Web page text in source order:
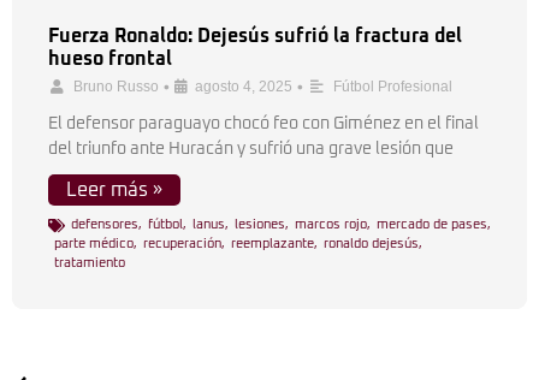
Fuerza Ronaldo: Dejesús sufrió la fractura del
hueso frontal
Bruno Russo • agosto 4, 2025 • Fútbol Profesional
El defensor paraguayo chocó feo con Giménez en el final
del triunfo ante Huracán y sufrió una grave lesión que
Leer más »
defensores, fútbol , lanus, lesiones, marcos rojo, mercado de pases,
parte médico, recuperación, reemplazante, ronaldo dejesús,
tratamiento